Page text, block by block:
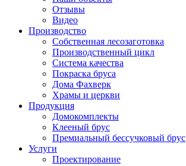
Отзывы
Видео
Производство
Собственная лесозаготовка
Производственный цикл
Система качества
Покраска бруса
Дома Фахверк
Храмы и церкви
Продукция
Домокомплекты
Клееный брус
Премиальный бессучковый брус
Услуги
Проектирование